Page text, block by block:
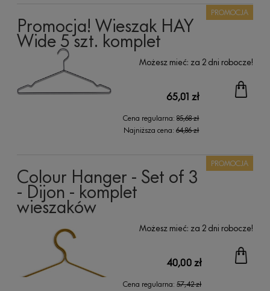
Promocja! Wieszak HAY
Wide 5 szt. komplet
Możesz mieć: za 2 dni robocze!
65,01 zł
Cena regularna:85,68 zł
Najniższa cena:64,86 zł
PROMOCJA
Colour Hanger - Set of 3
- Dijon - komplet
wieszaków
Możesz mieć: za 2 dni robocze!
40,00 zł
Cena regularna:57,42 zł
PROMOCJA